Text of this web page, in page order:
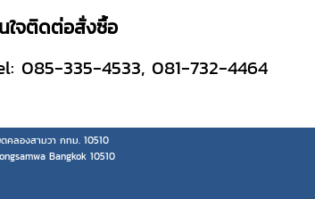
ใจติดต่อสั่งซื้อ
085-335-4533, 081-732-4464
คลองสามวา กทม. 10510
Bangkok 10510